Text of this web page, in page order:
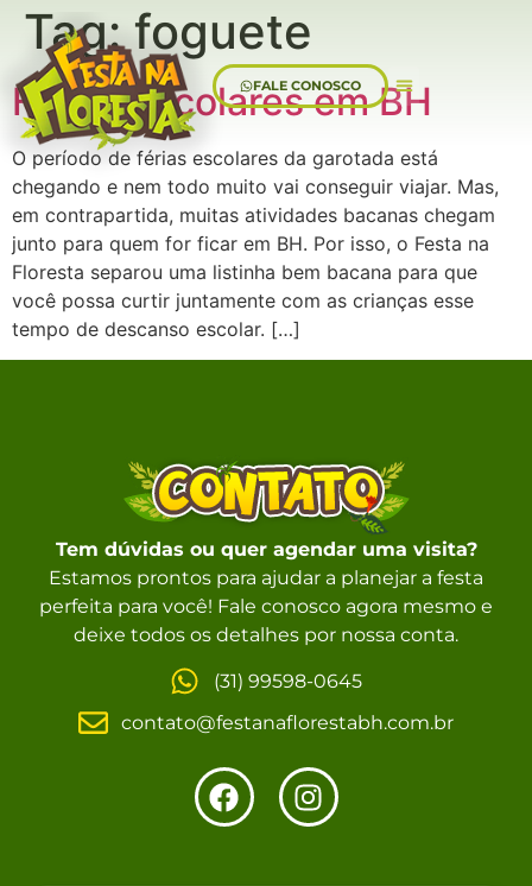
FALE CONOSCO
Tag:foguete
Férias escolares em BH
O período de férias escolares da garotada está
chegando e nem todo muito vai conseguir viajar. Mas,
em contrapartida, muitas atividades bacanas chegam
junto para quem for ficar em BH. Por isso, o Festa na
Floresta separou uma listinha bem bacana para que
você possa curtir juntamente com as crianças esse
tempo de descanso escolar. […]
Tem dúvidas ou quer agendar uma visita?
Estamos prontos para ajudar a planejar a festa
perfeita para você! Fale conosco agora mesmo e
deixe todos os detalhes por nossa conta.
(31) 99598-0645
contato@festanaflorestabh.com.br